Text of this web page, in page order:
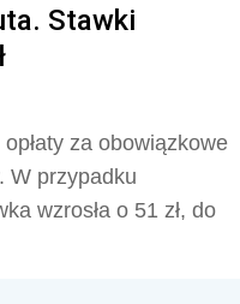
Stawki
za obowiązkowe
W przypadku
wzrosła o 51 zł, do